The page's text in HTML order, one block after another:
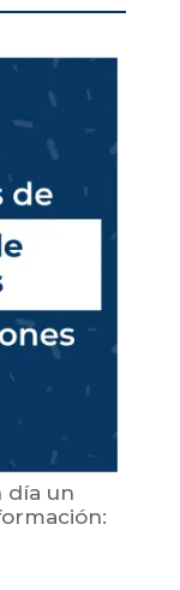
día un